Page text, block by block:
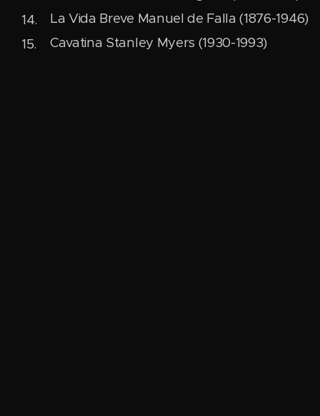
La Vida Breve Manuel de Falla (1876-1946)
Cavatina Stanley Myers (1930-1993)